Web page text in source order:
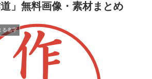
」無料画像・素材まとめ
る名字